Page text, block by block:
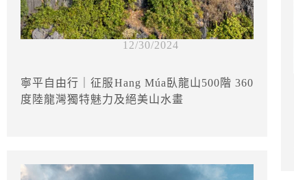
12/30/2024
寧平自由行｜征服Hang Múa臥龍山500階 360
度陸龍灣獨特魅力及絕美山水畫